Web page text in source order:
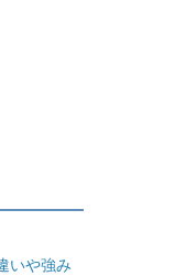
いや強み